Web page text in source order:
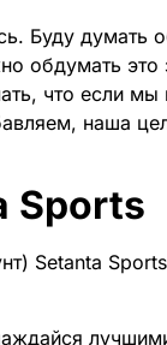
Буду думать
обдумать
что если
наша
Sports
Setanta